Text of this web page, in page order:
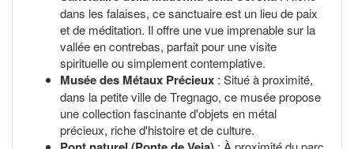
dans les falaises, ce sanctuaire est un lieu de paix
et de méditation. Il offre une vue imprenable sur la
vallée en contrebas, parfait pour une visite
spirituelle ou simplement contemplative.
Musée des Métaux Précieux : Situé à proximité,
dans la petite ville de Tregnago, ce musée propose
une collection fascinante d'objets en métal
précieux, riche d'histoire et de culture.